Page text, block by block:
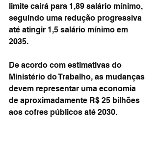
limite cairá para 1,89 salário mínimo,
seguindo uma redução progressiva
até atingir 1,5 salário mínimo em
2035.
De acordo com estimativas do
Ministério do Trabalho, as mudanças
devem representar uma economia
de aproximadamente R$ 25 bilhões
aos cofres públicos até 2030.